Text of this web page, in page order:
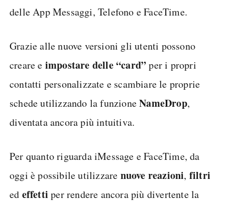
delle App Messaggi, Telefono e FaceTime.
Grazie alle nuove versioni gli utenti possono
creare e impostare delle “card”per i propri
contatti personalizzate e scambiare le proprie
schede utilizzando la funzioneNameDrop,
diventata ancora più intuitiva.
Per quanto riguarda iMessage e FaceTime, da
oggi è possibile utilizzare nuove reazioni, filtri
ed effetti per rendere ancora più divertente la